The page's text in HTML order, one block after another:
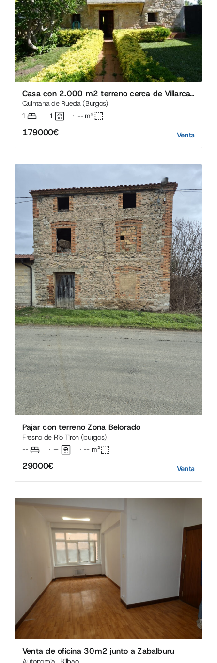
Casa con 2.000 m2 terreno cerca de Villarcayo
Quintana de Rueda (Burgos)
1 · 1 · -- m²
179000€ Venta
Pajar con terreno Zona Belorado
Fresno de Rio Tiron (burgos)
-- · -- · -- m²
29000€ Venta
Venta de oficina 30m2 junto a Zabalburu
Autonomia , Bilbao